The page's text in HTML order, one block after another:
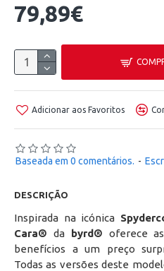
Baseada em 0 comentários. -
79,89€
Adicionar aos Favoritos
DESCRIÇÃO
Inspirada na icónica
Cara® da byrd® oferece
benefícios a um preço
Todas as versões deste